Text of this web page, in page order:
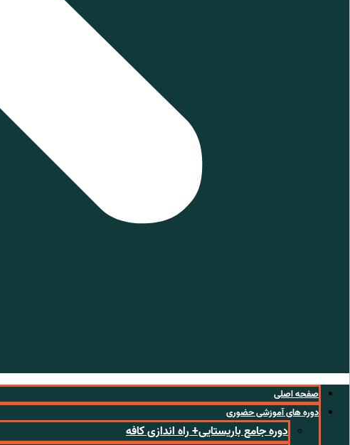
صفحه اصلی
دوره های آموزشی حضوری
دوره جامع باریستایی+ راه اندازی کافه